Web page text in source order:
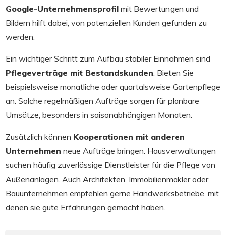
Google-Unternehmensprofil mit Bewertungen und
Bildern hilft dabei, von potenziellen Kunden gefunden zu
werden.
Ein wichtiger Schritt zum Aufbau stabiler Einnahmen sind
Pflegeverträge mit Bestandskunden . Bieten Sie
beispielsweise monatliche oder quartalsweise Gartenpflege
an. Solche regelmäßigen Aufträge sorgen für planbare
Umsätze, besonders in saisonabhängigen Monaten.
Zusätzlich können Kooperationen mit anderen
Unternehmen neue Aufträge bringen. Hausverwaltungen
suchen häufig zuverlässige Dienstleister für die Pflege von
Außenanlagen. Auch Architekten, Immobilienmakler oder
Bauunternehmen empfehlen gerne Handwerksbetriebe, mit
denen sie gute Erfahrungen gemacht haben.